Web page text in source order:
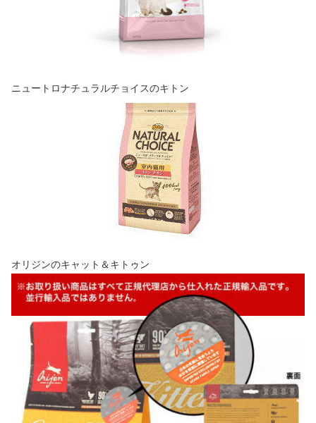
ニュートロナチュラルチョイスのキトン
オリジンのキャット＆キトゥン